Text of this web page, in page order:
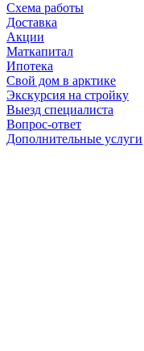
Схема работы
Доставка
Акции
Маткапитал
Ипотека
Свой дом в арктике
Экскурсия на стройку
Выезд специалиста
Вопрос-ответ
Дополнительные услуги